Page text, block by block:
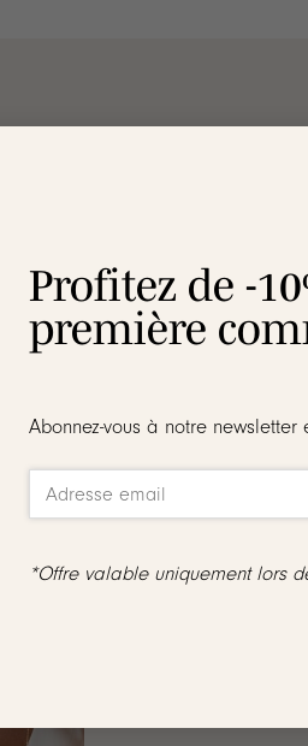
Profitez de -
première
Abonnez-vous à notre
*Offre valable uniquement lors